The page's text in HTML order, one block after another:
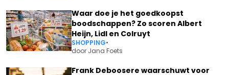
Waar doe je het goedkoopst
boodschappen? Zo scoren Albert
Heijn, Lidl en Colruyt
SHOPPING•
door Jana Foets
Frank Deboosere waarschuwt voor